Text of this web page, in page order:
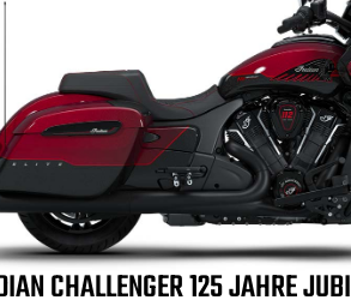
CHALLENGER 125 JAHRE